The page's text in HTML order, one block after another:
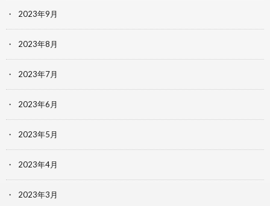
2023年9月
2023年8月
2023年7月
2023年6月
2023年5月
2023年4月
2023年3月